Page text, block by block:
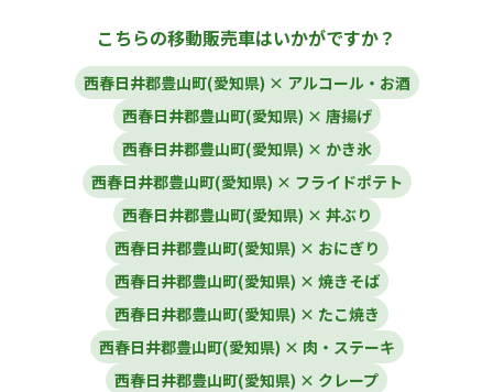
こちらの移動販売車はいかがですか？
西春日井郡豊山町(愛知県) × アルコール・お酒
西春日井郡豊山町(愛知県) × 唐揚げ
西春日井郡豊山町(愛知県) × かき氷
西春日井郡豊山町(愛知県) × フライドポテト
西春日井郡豊山町(愛知県) × 丼ぶり
西春日井郡豊山町(愛知県) × おにぎり
西春日井郡豊山町(愛知県) × 焼きそば
西春日井郡豊山町(愛知県) × たこ焼き
西春日井郡豊山町(愛知県) × 肉・ステーキ
西春日井郡豊山町(愛知県) × クレープ